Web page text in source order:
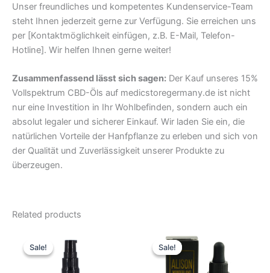
Unser freundliches und kompetentes Kundenservice-Team
steht Ihnen jederzeit gerne zur Verfügung. Sie erreichen uns
per [Kontaktmöglichkeit einfügen, z.B. E-Mail, Telefon-
Hotline]. Wir helfen Ihnen gerne weiter!
Zusammenfassend lässt sich sagen: Der Kauf unseres 15%
Vollspektrum CBD-Öls auf medicstoregermany.de ist nicht
nur eine Investition in Ihr Wohlbefinden, sondern auch ein
absolut legaler und sicherer Einkauf. Wir laden Sie ein, die
natürlichen Vorteile der Hanfpflanze zu erleben und sich von
der Qualität und Zuverlässigkeit unserer Produkte zu
überzeugen.
Related products
Sale!
Sale!price
was:
51,93 €.
price
is:
43,27 €.
Sale!
Sale!price
was:
51,93 €.
price
43,27 €.